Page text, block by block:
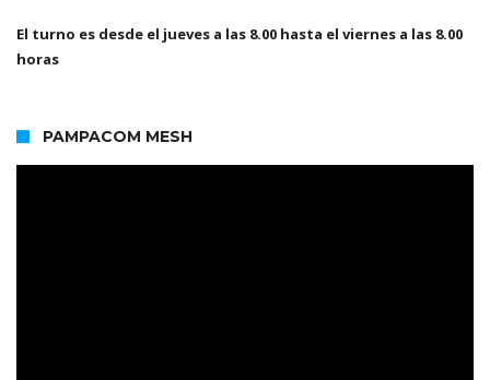
El turno es desde el jueves a las 8.00 hasta el viernes a las 8.00
horas
PAMPACOM MESH